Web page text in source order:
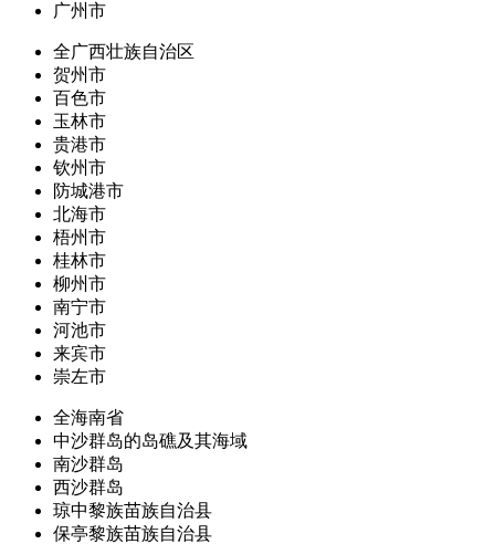
广州市
全广西壮族自治区
贺州市
百色市
玉林市
贵港市
钦州市
防城港市
北海市
梧州市
桂林市
柳州市
南宁市
河池市
来宾市
崇左市
全海南省
中沙群岛的岛礁及其海域
南沙群岛
西沙群岛
琼中黎族苗族自治县
保亭黎族苗族自治县